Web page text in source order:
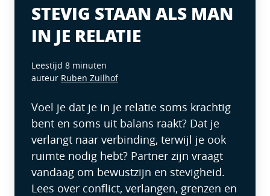
STEVIG STAAN ALS MAN
IN JE RELATIE
Leestijd 8 minuten
auteur Ruben Zuilhof
Voel je dat je in je relatie soms krachtig
bent en soms uit balans raakt? Dat je
verlangt naar verbinding, terwijl je ook
ruimte nodig hebt? Partner zijn vraagt
vandaag om bewustzijn en stevigheid.
Lees over conflict, verlangen, grenzen en